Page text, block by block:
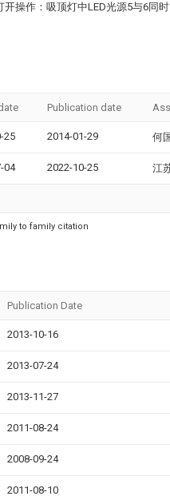
操作：吸顶灯中LED光源5与6同
Publication date
25 2014-01-29 何
04 2022-10-25 江
to family citation
Publication Date
2013-10-16
2013-07-24
2013-11-27
2011-08-24
2008-09-24
2011-08-10